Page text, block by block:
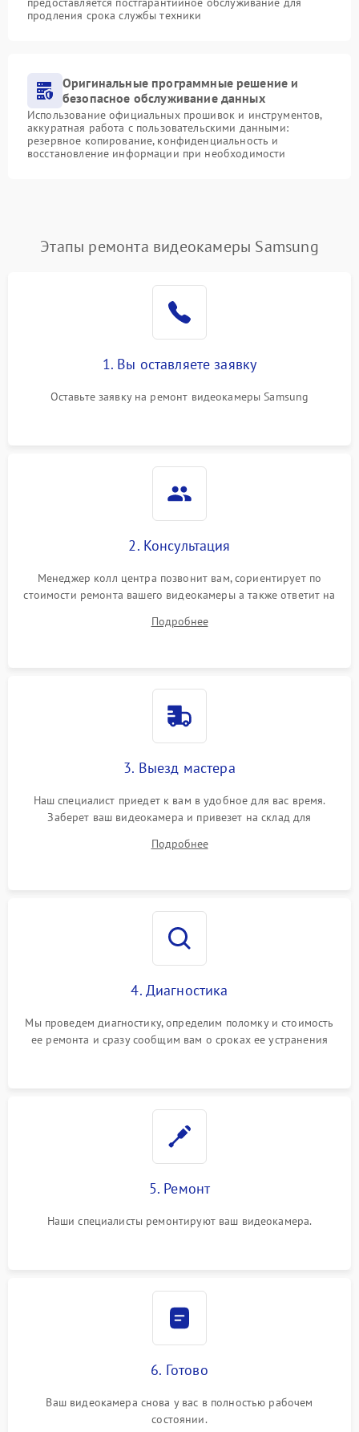
продления срока службы техники
Оригинальные программные решение и
безопасное обслуживание данных
Использование официальных прошивок и инструментов,
аккуратная работа с пользовательскими данными:
резервное копирование, конфиденциальность и
восстановление информации при необходимости
Этапы ремонта видеокамеры Samsung
1. Вы оставляете заявку
Оставьте заявку на ремонт видеокамеры Samsung
2. Консультация
Менеджер колл центра позвонит вам, сориентирует по
стоимости ремонта вашего видеокамеры а также ответит на
Подробнее
3. Выезд мастера
Наш специалист приедет к вам в удобное для вас время.
Заберет ваш видеокамера и привезет на склад для
Подробнее
4. Диагностика
Мы проведем диагностику, определим поломку и стоимость
ее ремонта и сразу сообщим вам о сроках ее устранения
5. Ремонт
Наши специалисты ремонтируют ваш видеокамера.
6. Готово
Ваш видеокамера снова у вас в полностью рабочем
состоянии.